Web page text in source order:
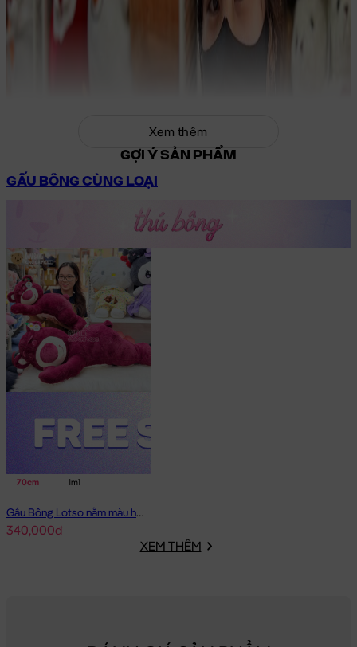
Xem thêm
GỢI Ý SẢN PHẨM
GẤU BÔNG CÙNG LOẠI
70cm 1m1
Gấu Bông Lotso nằm màu hồng đậm
340,000đ
XEM THÊM